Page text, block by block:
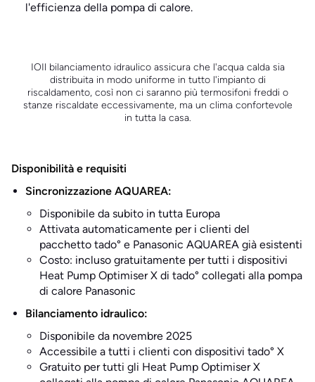
l'efficienza della pompa di calore.
IOIl bilanciamento idraulico assicura che l'acqua calda sia
distribuita in modo uniforme in tutto l'impianto di
riscaldamento, così non ci saranno più termosifoni freddi o
stanze riscaldate eccessivamente, ma un clima confortevole
in tutta la casa.
Disponibilità e requisiti
Sincronizzazione AQUAREA:
Disponibile da subito in tutta Europa
Attivata automaticamente per i clienti del
pacchetto tado° e Panasonic AQUAREA già esistenti
Costo: incluso gratuitamente per tutti i dispositivi
Heat Pump Optimiser X di tado° collegati alla pompa
di calore Panasonic
Bilanciamento idraulico:
Disponibile da novembre 2025
Accessibile a tutti i clienti con dispositivi tado° X
Gratuito per tutti gli Heat Pump Optimiser X